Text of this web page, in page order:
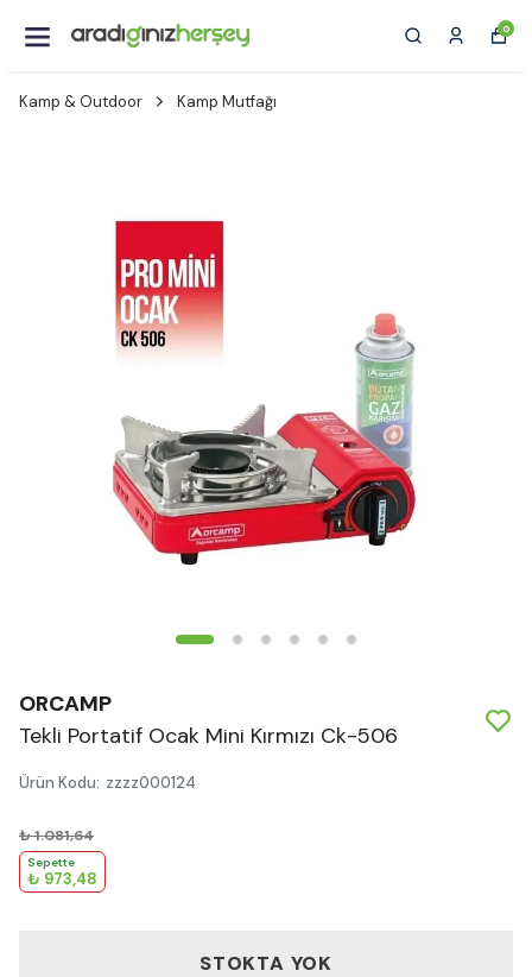
0
Kamp & Outdoor Kamp Mutfağı
ORCAMP
Tekli Portatif Ocak Mini Kırmızı Ck-506
Ürün Kodu: zzzz000124
₺ 1.081,64
Sepette
₺ 973,48
STOKTA YOK